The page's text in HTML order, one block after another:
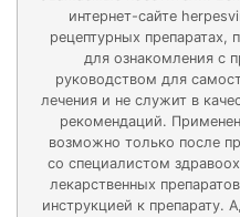
интернет-сайте
рецептурных препаратах,
для ознакомления с
руководством для
лечения и не служит в
рекомендаций.
возможно только после
со специалистом
лекарственных
инструкцией к препарату.